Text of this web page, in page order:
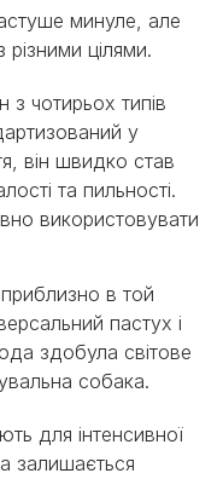
минуле, але
різними цілями.
з чотирьох типів
у
він швидко став
та пильності.
використовувати
приблизно в той
пастух і
здобула світове
собака.
для інтенсивної
залишається